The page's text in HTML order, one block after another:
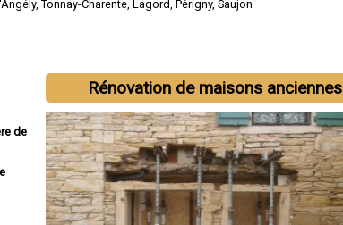
,Tonnay-Charente ,Lagord ,Périgny,Saujon
Rénovation de maisons anciennes
de